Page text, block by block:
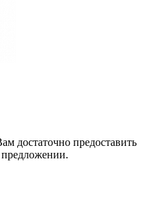
достаточно предоставить